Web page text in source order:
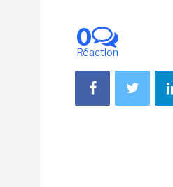
0
Réaction